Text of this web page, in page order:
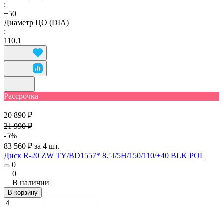
:
+50
Диаметр ЦО (DIA)
:
110.1
Рассрочка
20 890 ₽
21 990 ₽
-5%
83 560 ₽ за 4 шт.
Диск R-20 ZW TY/BD1557* 8.5J/5H/150/110/+40 BLK POL
0
0
В наличии
В корзину